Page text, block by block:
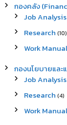
กองคลัง
Job Analysis
Research (10)
Work Manual
กองนโยบายแล
Job Analysis
Research (4)
Work Manual